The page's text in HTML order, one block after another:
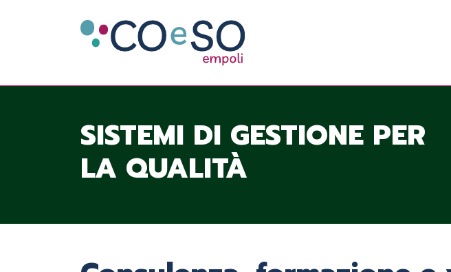
SISTEMI DI GESTIONE PER
LA QUALITÀ